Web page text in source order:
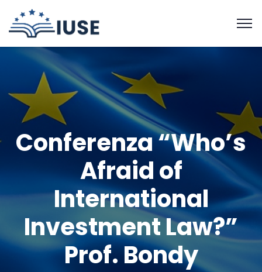
Conferenza “Who’s
Afraid of
International
Investment Law?”
Prof. Bondy